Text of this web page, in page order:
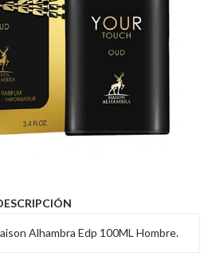
Alhambra Edp 100ML Hombre.